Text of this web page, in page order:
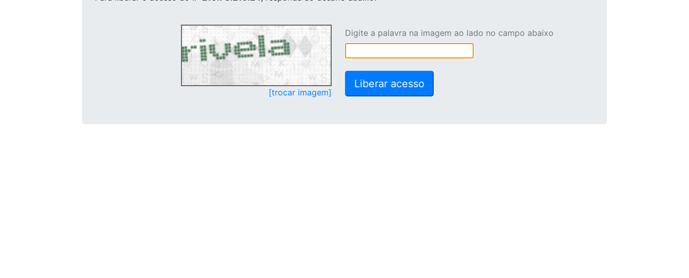
[trocar imagem]
Digite a palavra na imagem ao lado no campo abaixo